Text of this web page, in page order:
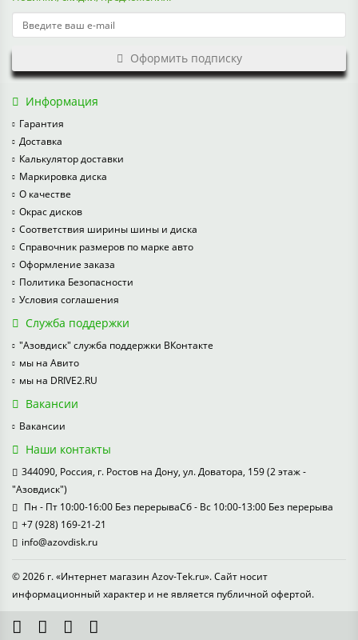
Оформить подписку
Информация
Гарантия
Доставка
Калькулятор доставки
Маркировка диска
О качестве
Окрас дисков
Соответствия ширины шины и диска
Справочник размеров по марке авто
Оформление заказа
Политика Безопасности
Условия соглашения
Служба поддержки
"Азовдиск" служба поддержки ВКонтакте
мы на Авито
мы на DRIVE2.RU
Вакансии
Вакансии
Наши контакты
344090, Россия, г. Ростов на Дону, ул. Доватора, 159 (2 этаж -
"Азовдиск")
Пн - Пт 10:00-16:00 Без перерываСб - Вс 10:00-13:00 Без перерыва
+7 (928) 169-21-21
info@azovdisk.ru
© 2026 г. «Интернет магазин Azov-Tek.ru». Сайт носит
информационный характер и не является публичной офертой.